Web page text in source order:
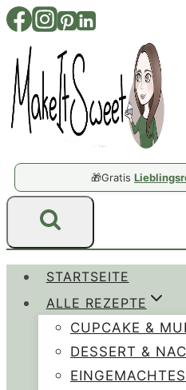
Zum
springen
🎁Gratis
STARTSEITE
ALLE REZEPTE
CUPCAKE &
DESSERT &
EINGEMACHTES